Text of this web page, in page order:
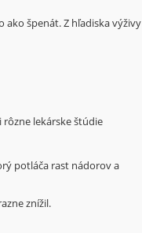
ako špenát. Z hľadiska výživy
lekárske štúdie
potláča rast nádorov a
znížil.